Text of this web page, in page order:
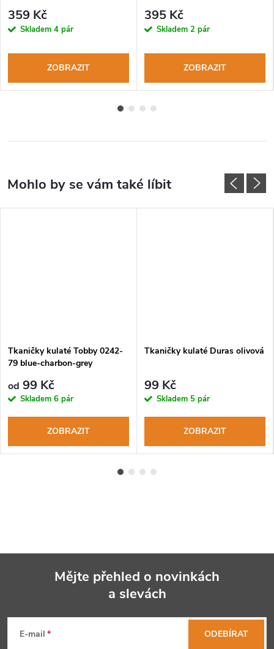
359 Kč
Skladem 4 pár
ZOBRAZIT
395 Kč
Skladem 2 pár
ZOBRAZIT
Tkaničky kulaté Tobby 0242-
79 blue-charbon-grey
od 99 Kč
Skladem 6 pár
ZOBRAZIT
Tkaničky kulaté Duras olivová
99 Kč
Skladem 5 pár
ZOBRAZIT
Mějte přehled o novinkách
a slevách
E-mail ODEBÍRAT